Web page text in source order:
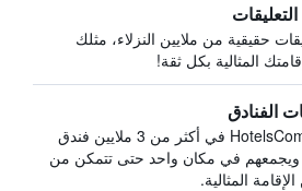
حقيقية من ملايين النزلاء، مثلك
المثالية بكل ثقة!
الفنادق
يبحث HotelsCombined في أكثر من 3 ملايين فندق
ويجمعهم في مكان واحد حتى تتمكن من
المثالية.